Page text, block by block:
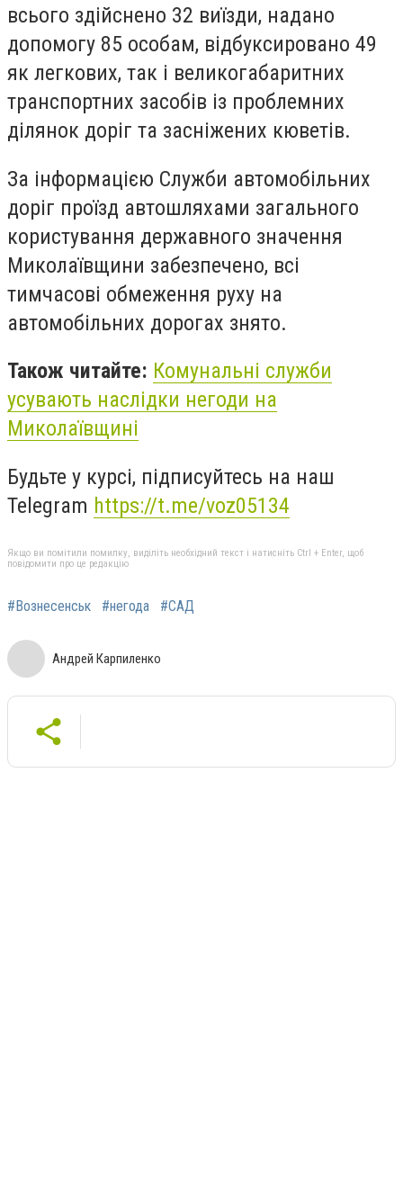
всього здійснено 32 виїзди, надано
допомогу 85 особам, відбуксировано 49
як легкових, так і великогабаритних
транспортних засобів із проблемних
ділянок доріг та засніжених кюветів.
За інформацією Служби автомобільних
доріг проїзд автошляхами загального
користування державного значення
Миколаївщини забезпечено, всі
тимчасові обмеження руху на
автомобільних дорогах знято.
Також читайте: Комунальні служби
усувають наслідки негоди на
Миколаївщині
Будьте у курсі, підписуйтесь на наш
Telegram https://t.me/voz05134
Якщо ви помітили помилку, виділіть необхідний текст і натисніть Ctrl + Enter, щоб
повідомити про це редакцію
#Вознесенськ #негода #САД
Андрей Карпиленко